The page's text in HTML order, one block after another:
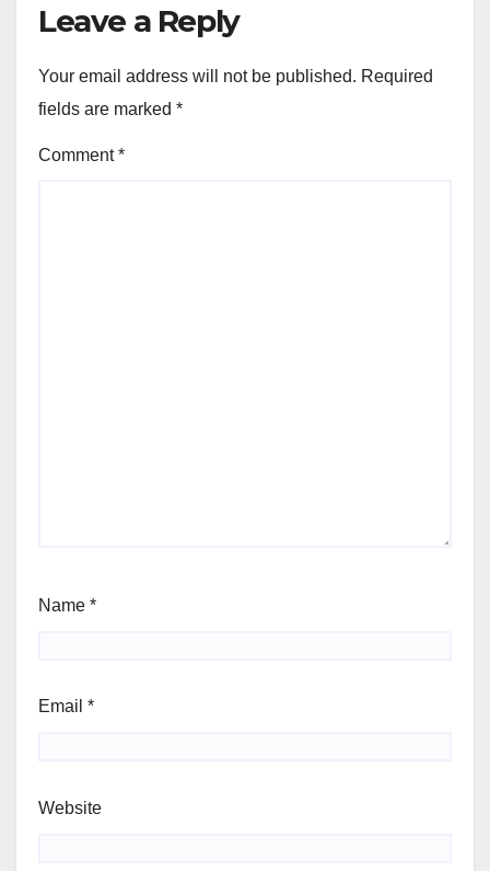
Leave a Reply
Your email address will not be published. Required
fields are marked *
Comment*
Name *
Email *
Website